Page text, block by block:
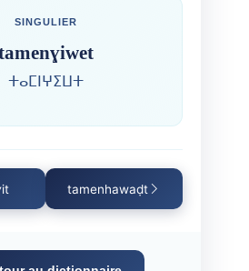
SINGULIER
ⵜⴰⵎⵏⵖⵉⵡⵜ
tamenhawaḍt